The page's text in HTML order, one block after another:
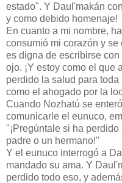
estado". Y Daul'makán
y como debido homenaje!
En cuanto a mi nombre,
consumió mi corazón y
es digna de escribirse
ojo. ¡Y estoy como el que
perdido la salud para toda
como el ahogado por la
Cuando Nozhatú se
comunicarle el eunuco,
"¡Pregúntale si ha
padre o un hermano!"
Y el eunuco interrogó a
mandado su ama. Y
perdido todo eso, y